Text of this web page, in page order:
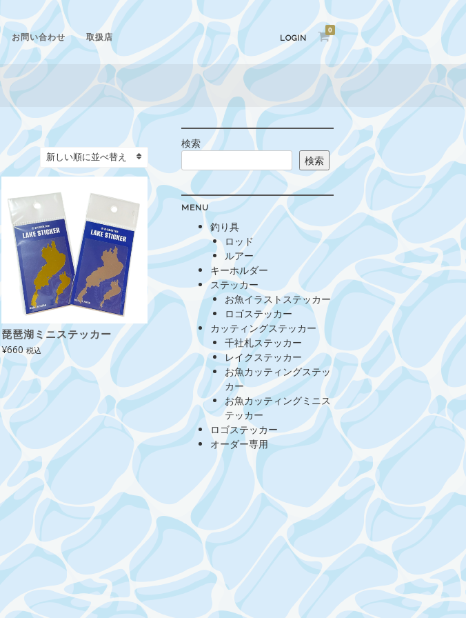
お問い合わせ 取扱店 LOGIN
0
琵琶湖ミニステッカー
¥660 税込
検索
検索
MENU
釣り具
ロッド
ルアー
キーホルダー
ステッカー
お魚イラストステッカー
ロゴステッカー
カッティングステッカー
千社札ステッカー
レイクステッカー
お魚カッティングステッ
カー
お魚カッティングミニス
テッカー
ロゴステッカー
オーダー専用